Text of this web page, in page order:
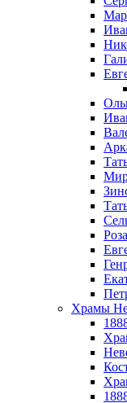
Храмы